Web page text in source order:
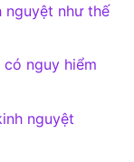
nguyệt như thế
nguy hiểm
nguyệt